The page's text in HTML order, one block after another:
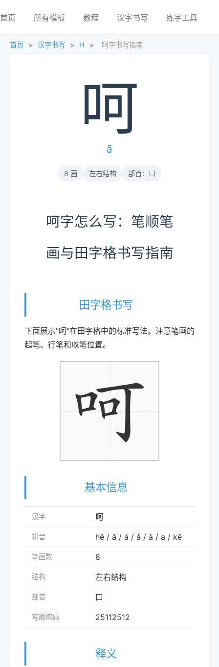
首页 所有模板 教程 汉字书写 练字工具
首页 > 汉字书写 > H > 呵字书写指南
呵
ā
8 画 左右结构 部首：口
呵字怎么写：笔顺笔
画与田字格书写指南
田字格书写
下面展示"呵"在田字格中的标准写法。注意笔画的
起笔、行笔和收笔位置。
基本信息
汉字 呵
拼音 hē / ā / á / ǎ / à / a / kē
笔画数 8
结构 左右结构
部首 口
笔顺编码 25112512
释义